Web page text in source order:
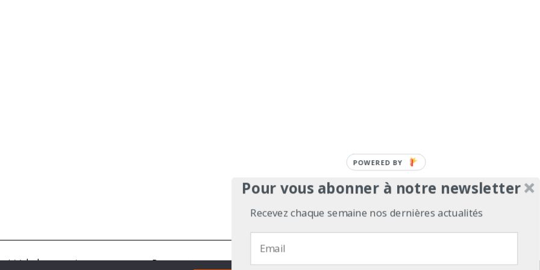
Les Experts Contact Politique de confidentialité
Pour vous abonner à notre newsletter
Recevez chaque semaine nos dernières actualités
POWERED BY